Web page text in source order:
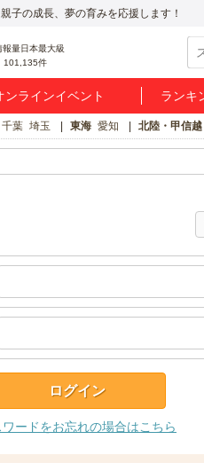
子の成長、夢の育みを応援します！
101,135件
ンラインイベント ランキ
千葉 埼玉 東海 愛知 北陸・甲信越
ードをお忘れの場合はこちら